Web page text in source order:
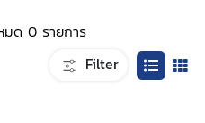
ด 0 รายการ
Filter